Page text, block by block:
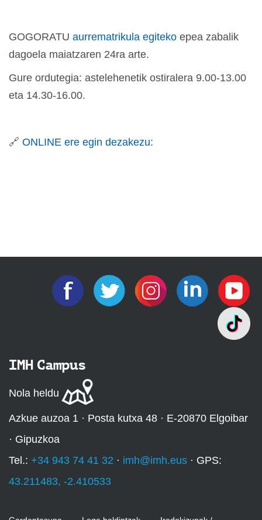
GOGORATU aurrematrikula egiteko epea zabalik
dagoela maiatzaren 24ra arte.
Gure ordutegia: astelehenetik ostiralera 9.00-13.00
eta 14.30-16.00.
🔗 ONLINE ere egin dezakezu:
IMH Campus
Nola heldu
Azkue auzoa 1 · Posta kutxa 48 · E-20870 Elgoibar
· Gipuzkoa
Tel.: +34 943 74 41 32 · imh@imh.eus · GPS:
43.211483, -2.410533